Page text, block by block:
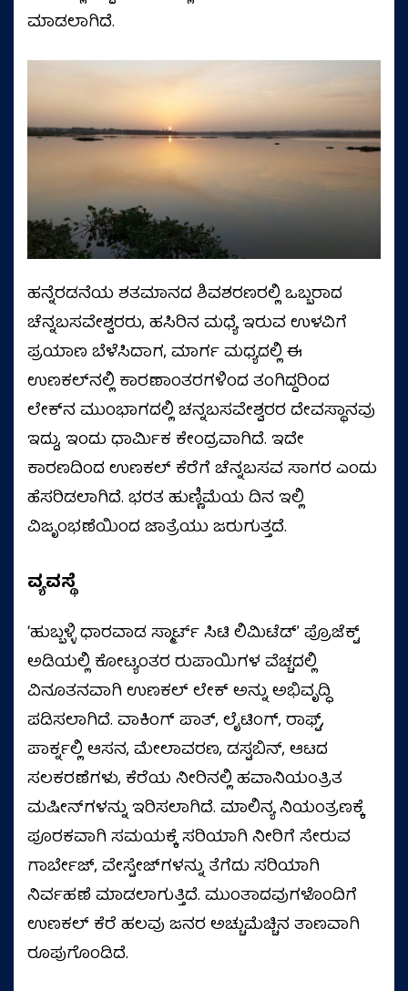
ಮಾಡಲಾಗಿದೆ.
ಹನ್ನೆರಡನೆಯ ಶತಮಾನದ ಶಿವಶರಣರಲ್ಲಿ ಒಬ್ಬರಾದ
ಚೆನ್ನಬಸವೇಶ್ವರರು, ಹಸಿರಿನ ಮಧ್ಯೆ ಇರುವ ಉಳವಿಗೆ
ಪ್ರಯಾಣ ಬೆಳೆಸಿದಾಗ, ಮಾರ್ಗ ಮಧ್ಯದಲ್ಲಿ ಈ
ಉಣಕಲ್‌ನಲ್ಲಿ ಕಾರಣಾಂತರಗಳಿಂದ ತಂಗಿದ್ದರಿಂದ
ಲೇಕ್‌ನ ಮುಂಭಾಗದಲ್ಲಿ ಚನ್ನಬಸವೇಶ್ವರರ ದೇವಸ್ಥಾನವು
ಇದ್ದು, ಇಂದು ಧಾರ್ಮಿಕ ಕೇಂದ್ರವಾಗಿದೆ. ಇದೇ
ಕಾರಣದಿಂದ ಉಣಕಲ್‌ ಕೆರೆಗೆ ಚೆನ್ನಬಸವ ಸಾಗರ ಎಂದು
ಹೆಸರಿಡಲಾಗಿದೆ. ಭರತ ಹುಣ್ಣಿಮೆಯ ದಿನ ಇಲ್ಲಿ
ವಿಜೃಂಭಣೆಯಿಂದ ಜಾತ್ರೆಯು ಜರುಗುತ್ತದೆ.
ವ್ಯವಸ್ಥೆ
ʻಹುಬ್ಬಳ್ಳಿ ಧಾರವಾಡ ಸ್ಮಾರ್ಟ್ ಸಿಟಿ ಲಿಮಿಟೆಡ್ʼ ಪ್ರೊಜೆಕ್ಟ್
ಅಡಿಯಲ್ಲಿ ಕೋಟ್ಯಂತರ ರುಪಾಯಿಗಳ ವೆಚ್ಚದಲ್ಲಿ
ವಿನೂತನವಾಗಿ ಉಣಕಲ್ ಲೇಕ್ ಅನ್ನು ಅಭಿವೃದ್ಧಿ
ಪಡಿಸಲಾಗಿದೆ. ವಾಕಿಂಗ್ ಪಾತ್, ಲೈಟಿಂಗ್, ರಾಫ್ಟ್,
ಪಾರ್ಕ್ನಲ್ಲಿ ಆಸನ, ಮೇಲಾವರಣ, ಡಸ್ಟಬಿನ್, ಆಟದ
ಸಲಕರಣೆಗಳು, ಕೆರೆಯ ನೀರಿನಲ್ಲಿ ಹವಾನಿಯಂತ್ರಿತ
ಮಷೀನ್‌ಗಳನ್ನು ಇರಿಸಲಾಗಿದೆ. ಮಾಲಿನ್ಯ ನಿಯಂತ್ರಣಕ್ಕೆ
ಪೂರಕವಾಗಿ ಸಮಯಕ್ಕೆ ಸರಿಯಾಗಿ ನೀರಿಗೆ ಸೇರುವ
ಗಾರ್ಬೇಜ್, ವೇಸ್ಟೇಜ್‌ಗಳನ್ನು ತೆಗೆದು ಸರಿಯಾಗಿ
ನಿರ್ವಹಣೆ ಮಾಡಲಾಗುತ್ತಿದೆ. ಮುಂತಾದವುಗಳೊಂದಿಗೆ
ಉಣಕಲ್‌ ಕೆರೆ ಹಲವು ಜನರ ಅಚ್ಚುಮೆಚ್ಚಿನ ತಾಣವಾಗಿ
ರೂಪುಗೊಂಡಿದೆ.